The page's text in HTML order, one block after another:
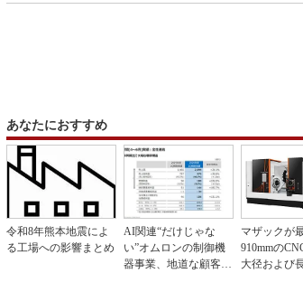
あなたにおすすめ
令和8年熊本地震によ
る工場への影響まとめ
AI関連“だけじゃな
い”オムロンの制御機
器事業、地道な顧客基
マザックが
910mmの
大径および